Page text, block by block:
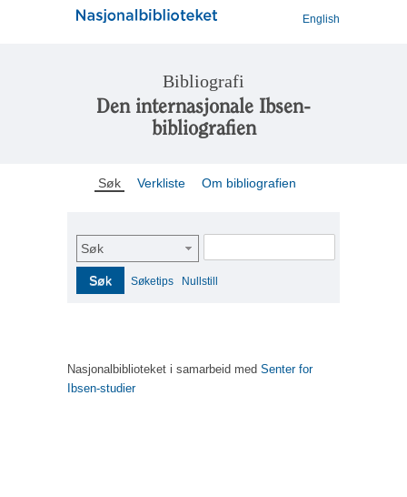
English
Bibliografi
Den internasjonale Ibsen-
bibliografien
Søk Verkliste Om bibliografien
Søk
Søk Søketips Nullstill
Nasjonalbiblioteket i samarbeid med Senter for
Ibsen-studier